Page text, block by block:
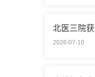
2026-07-10